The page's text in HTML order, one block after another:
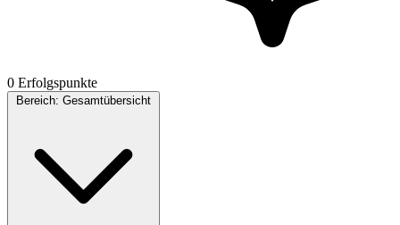
0 Erfolgspunkte
Bereich: Gesamtübersicht